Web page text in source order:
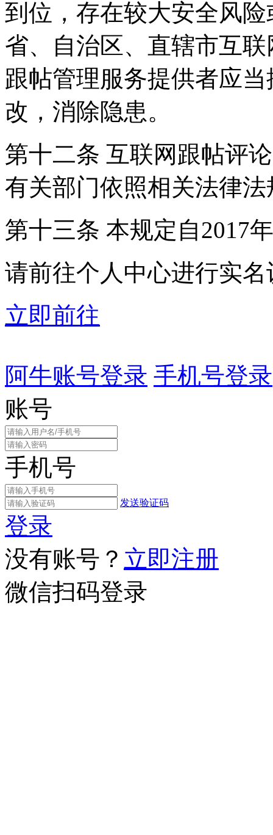
到位，存在较大安全风
省、自治区、直辖市互
跟帖管理服务提供者应
改，消除隐患。
第十二条 互联网跟帖评
有关部门依照相关法律
第十三条 本规定自2017
请前往个人中心进行实名
立即前往
阿牛账号登录 手机号登录
账号
手机号
发送验证码
登录
没有账号？ 立即注册
微信扫码登录